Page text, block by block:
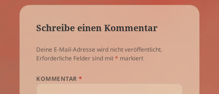
Schreibe einen Kommentar
Deine E-Mail-Adresse wird nicht veröffentlicht.
Erforderliche Felder sind mit* markiert
KOMMENTAR*